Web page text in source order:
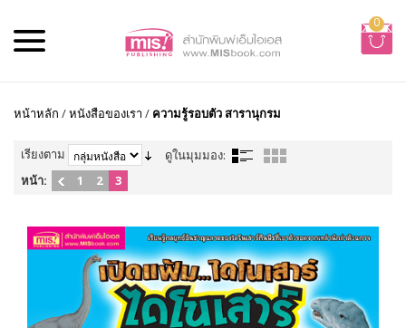
0
หน้าหลัก /หนังสือของเรา / ความรู้รอบตัว สารานุกรม
เรียงตาม
ดูในมุมมอง:
หน้า:
1 2 3